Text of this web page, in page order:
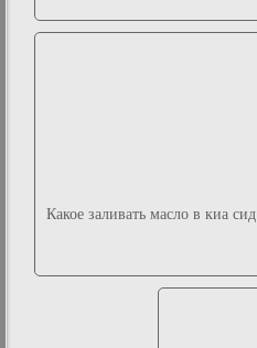
Какое заливать масло в киа сид